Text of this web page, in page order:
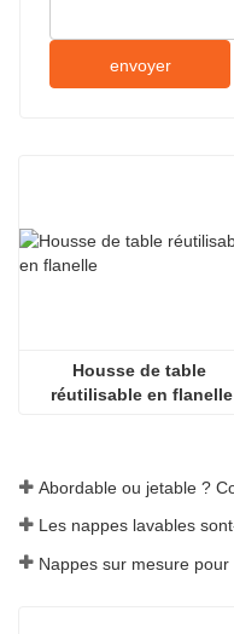
envoyer
Housse de table
réutilisable en flanelle